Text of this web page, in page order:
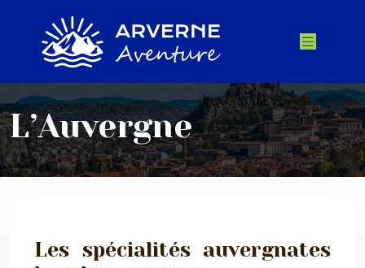
L’Auvergne
Les spécialités auvergnates